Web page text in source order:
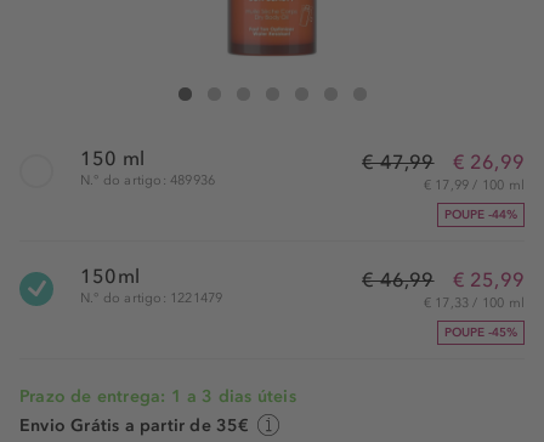
Lancaster Sun Beauty Beauty Oil
150 ml
N.° do artigo: 489936
€ 47,99 € 26,99
€ 17,99 / 100 ml
POUPE -44%
150ml
N.° do artigo: 1221479
€ 46,99 € 25,99
€ 17,33 / 100 ml
POUPE -45%
Prazo de entrega: 1 a 3 dias úteis
Envio Grátis a partir de 35€